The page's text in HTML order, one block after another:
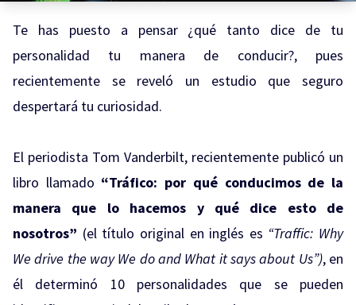
Te has puesto a pensar ¿qué tanto dice de tu
personalidad tu manera de conducir?, pues
recientemente se reveló un estudio que seguro
despertará tu curiosidad.
El periodista Tom Vanderbilt, recientemente publicó un
libro llamado “Tráfico: por qué conducimos de la
manera que lo hacemos y qué dice esto de
nosotros” (el título original en inglés es “Traffic: Why
We drive the way We do and What it says about Us”), en
él determinó 10 personalidades que se pueden